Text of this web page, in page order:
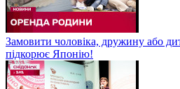
Замовити чоловіка, дружину або
підкорює Японію!